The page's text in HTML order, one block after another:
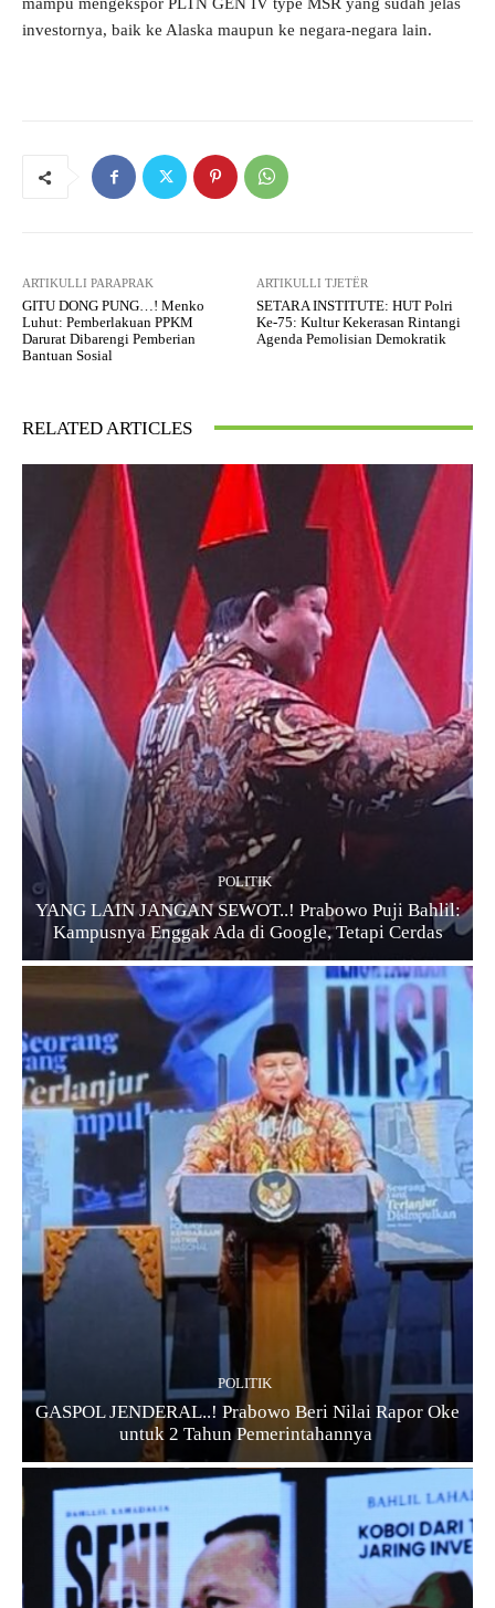
investornya, baik ke Alaska maupun ke negara-negara lain.
ARTIKULLI PARAPRAK
GITU DONG PUNG…! Menko
Luhut: Pemberlakuan PPKM
Darurat Dibarengi Pemberian
Bantuan Sosial
ARTIKULLI TJETËR
SETARA INSTITUTE: HUT Polri
Ke-75: Kultur Kekerasan Rintangi
Agenda Pemolisian Demokratik
RELATED ARTICLES
POLITIK
YANG LAIN JANGAN SEWOT..! Prabowo Puji Bahlil:
Kampusnya Enggak Ada di Google, Tetapi Cerdas
POLITIK
GASPOL JENDERAL..! Prabowo Beri Nilai Rapor Oke
untuk 2 Tahun Pemerintahannya